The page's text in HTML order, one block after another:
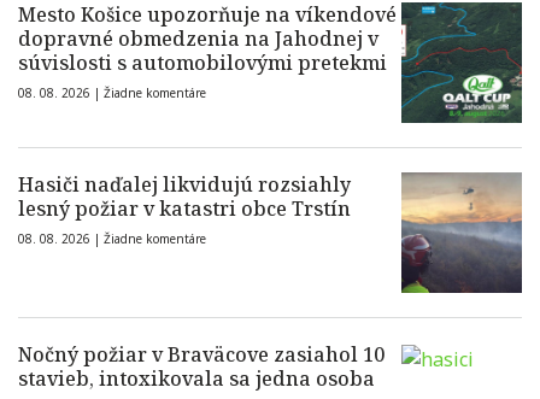
Mesto Košice upozorňuje na víkendové
dopravné obmedzenia na Jahodnej v
súvislosti s automobilovými pretekmi
08. 08. 2026 | Žiadne komentáre
Hasiči naďalej likvidujú rozsiahly
lesný požiar v katastri obce Trstín
08. 08. 2026 | Žiadne komentáre
Nočný požiar v Braväcove zasiahol 10
stavieb, intoxikovala sa jedna osoba